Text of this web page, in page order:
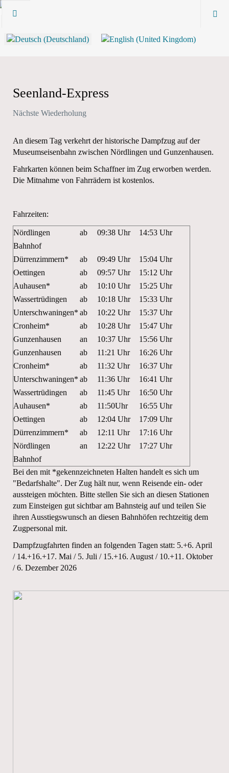
Seenland-Express
Nächste Wiederholung
An diesem Tag verkehrt der historische Dampfzug auf der
Museumseisenbahn zwischen Nördlingen und Gunzenhausen.
Fahrkarten können beim Schaffner im Zug erworben werden.
Die Mitnahme von Fahrrädern ist kostenlos.
Fahrzeiten:
Nördlingen
Bahnhof
ab 09:38 Uhr 14:53 Uhr
Dürrenzimmern* ab 09:49 Uhr
15:04 Uhr
Oettingen
ab 09:57 Uhr
15:12 Uhr
Auhausen*
ab 10:10 Uhr
15:25 Uhr
Wassertrüdingen
ab 10:18 Uhr
15:33 Uhr
Unterschwaningen* ab 10:22 Uhr
15:37 Uhr
Cronheim*
ab 10:28 Uhr
15:47 Uhr
Gunzenhausen
an 10:37 Uhr
15:56 Uhr
Gunzenhausen
ab 11:21 Uhr
16:26 Uhr
Cronheim*
ab 11:32 Uhr
16:37 Uhr
Unterschwaningen* ab 11:36 Uhr
16:41 Uhr
Wassertrüdingen
ab 11:45 Uhr
16:50 Uhr
Auhausen*
ab 11:50Uhr
16:55 Uhr
Oettingen
ab 12:04 Uhr
17:09 Uhr
Dürrenzimmern*
ab 12:11 Uhr
17:16 Uhr
Nördlingen
Bahnhof
an 12:22 Uhr 17:27 Uhr
Bei den mit *gekennzeichneten Halten handelt es sich um
"Bedarfshalte". Der Zug hält nur, wenn Reisende ein- oder
aussteigen möchten. Bitte stellen Sie sich an diesen Stationen
zum Einsteigen gut sichtbar am Bahnsteig auf und teilen Sie
ihren Ausstiegswunsch an diesen Bahnhöfen rechtzeitig dem
Zugpersonal mit.
Dampfzugfahrten finden an folgenden Tagen statt: 5.+6. April
/ 14.+16.+17. Mai / 5. Juli / 15.+16. August / 10.+11. Oktober
/ 6. Dezember 2026